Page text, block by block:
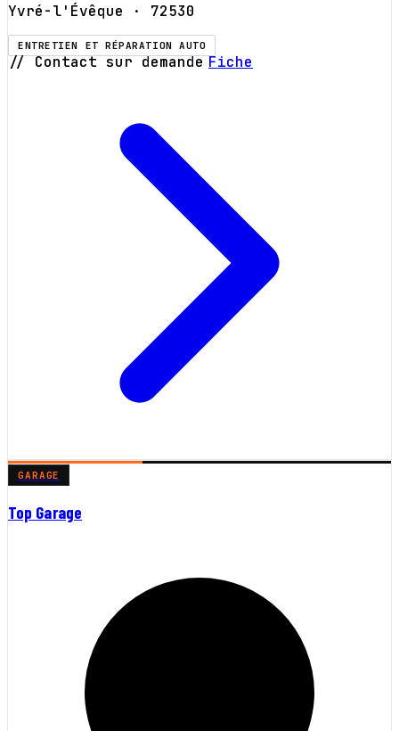
Yvré-l'Évêque · 72530
ENTRETIEN ET RÉPARATION AUTO
// Contact sur demande Fiche
GARAGE
Top Garage